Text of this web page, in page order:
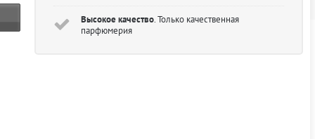
Высокое качество. Только качественная
парфюмерия